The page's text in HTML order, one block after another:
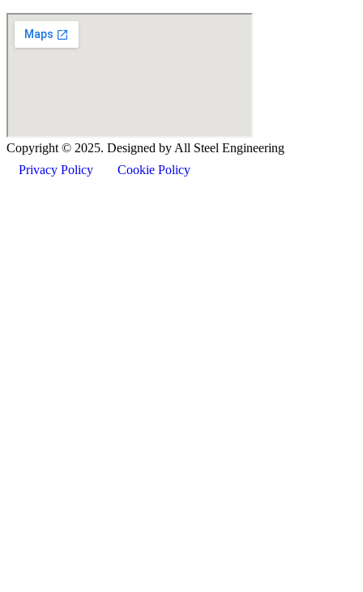
Copyright © 2025. Designed by All Steel Engineering
Privacy Policy
Cookie Policy